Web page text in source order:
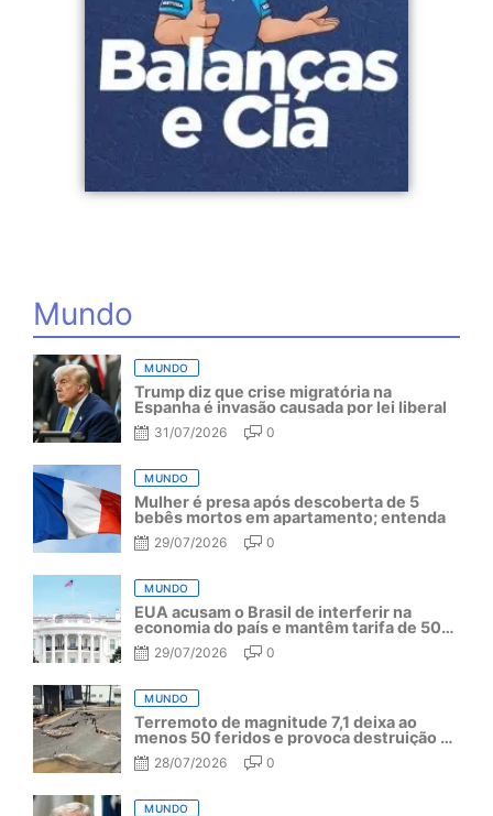
Mundo
MUNDO
Trump diz que crise migratória na
Espanha é invasão causada por lei liberal
31/07/2026 0
MUNDO
Mulher é presa após descoberta de 5
bebês mortos em apartamento; entenda
29/07/2026 0
MUNDO
EUA acusam o Brasil de interferir na
economia do país e mantêm tarifa de 50%
por mais um ano
29/07/2026 0
MUNDO
Terremoto de magnitude 7,1 deixa ao
menos 50 feridos e provoca destruição no
Japão
28/07/2026 0
MUNDO